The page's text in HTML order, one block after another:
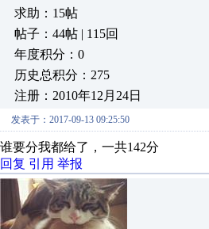
求助：15帖
帖子：44帖 | 115回
年度积分：0
历史总积分：275
注册：2010年12月24日
发表于：2017-09-13 09:25:50
谁要分我都给了，一共142分
回复 引用 举报